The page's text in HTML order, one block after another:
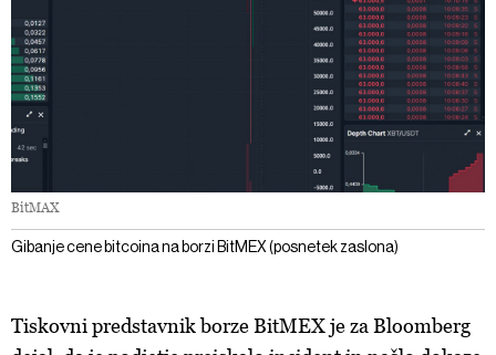
BitMAX
Gibanje cene bitcoina na borzi BitMEX (posnetek zaslona)
Tiskovni predstavnik borze BitMEX je za Bloomberg